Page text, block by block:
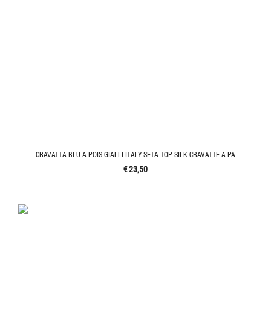
CRAVATTA BLU A POIS GIALLI ITALY SETA TOP SILK CRAVATTE A PA
€ 23,50